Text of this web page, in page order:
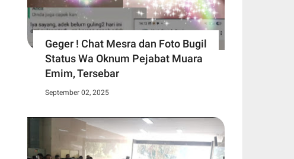
Geger ! Chat Mesra dan Foto Bugil
Status Wa Oknum Pejabat Muara
Emim, Tersebar
September 02, 2025